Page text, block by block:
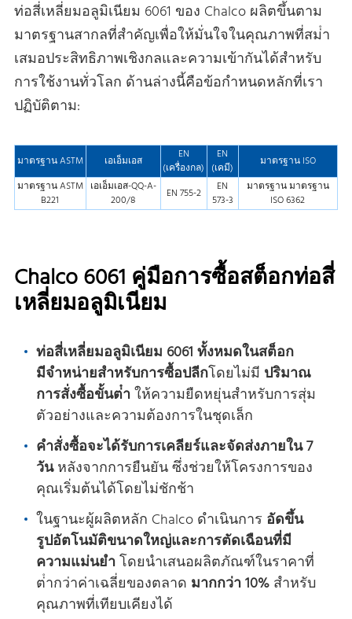
ท่อสี่เหลี่ยมอลูมิเนียม 6061 ของ Chalco ผลิตขึ้นตาม
มาตรฐานสากลที่สําคัญเพื่อให้มั่นใจในคุณภาพที่สม่ํา
เสมอประสิทธิภาพเชิงกลและความเข้ากันได้สําหรับ
การใช้งานทั่วโลก ด้านล่างนี้คือข้อกําหนดหลักที่เรา
ปฏิบัติตาม:
มาตรฐาน ASTM เอเอ็มเอส
EN
(เครื่องกล)
EN
(เคมี)
มาตรฐาน ISO
มาตรฐาน ASTM
B221
เอเอ็มเอส-QQ-A-
200/8
EN 755-2
EN
573-3
มาตรฐาน มาตรฐาน
ISO 6362
Chalco 6061 คู่มือการซื้อสต็อกท่อสี่
เหลี่ยมอลูมิเนียม
ท่อสี่เหลี่ยมอลูมิเนียม 6061 ทั้งหมดในสต็อก
มีจําหน่ายสําหรับการซื้อปลีกโดยไม่มี ปริมาณ
การสั่งซื้อขั้นต่ําให้ความยืดหยุ่นสําหรับการสุ่ม
ตัวอย่างและความต้องการในชุดเล็ก
คําสั่งซื้อจะได้รับการเคลียร์และจัดส่งภายใน 7
วันหลังจากการยืนยัน ซึ่งช่วยให้โครงการของ
คุณเริ่มต้นได้โดยไม่ชักช้า
ในฐานะผู้ผลิตหลัก Chalco ดําเนินการ อัดขึ้น
รูปอัตโนมัติขนาดใหญ่และการตัดเฉือนที่มี
ความแม่นยําโดยนําเสนอผลิตภัณฑ์ในราคาที่
ต่ํากว่าค่าเฉลี่ยของตลาด มากกว่า 10%สําหรับ
คุณภาพที่เทียบเคียงได้